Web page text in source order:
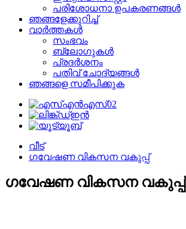
പരിശോധനാ ഉപകരണങ്ങൾ
ഞങ്ങളേക്കുറിച്ച്
വാർത്തകൾ
സംഭവം
ബ്ലോഗുകൾ
പ്രദർശനം
പതിവ് ചോദ്യങ്ങൾ
ഞങ്ങളെ സമീപിക്കുക
വീട്
ഗവേഷണ വികസന വകുപ്പ്
ഗവേഷണ വികസന വകുപ്പ്